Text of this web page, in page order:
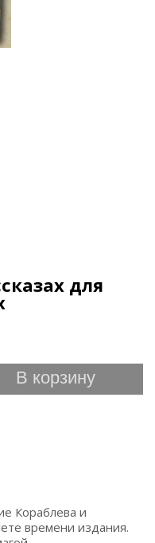
для
В корзину
Кораблева и
времени издания.